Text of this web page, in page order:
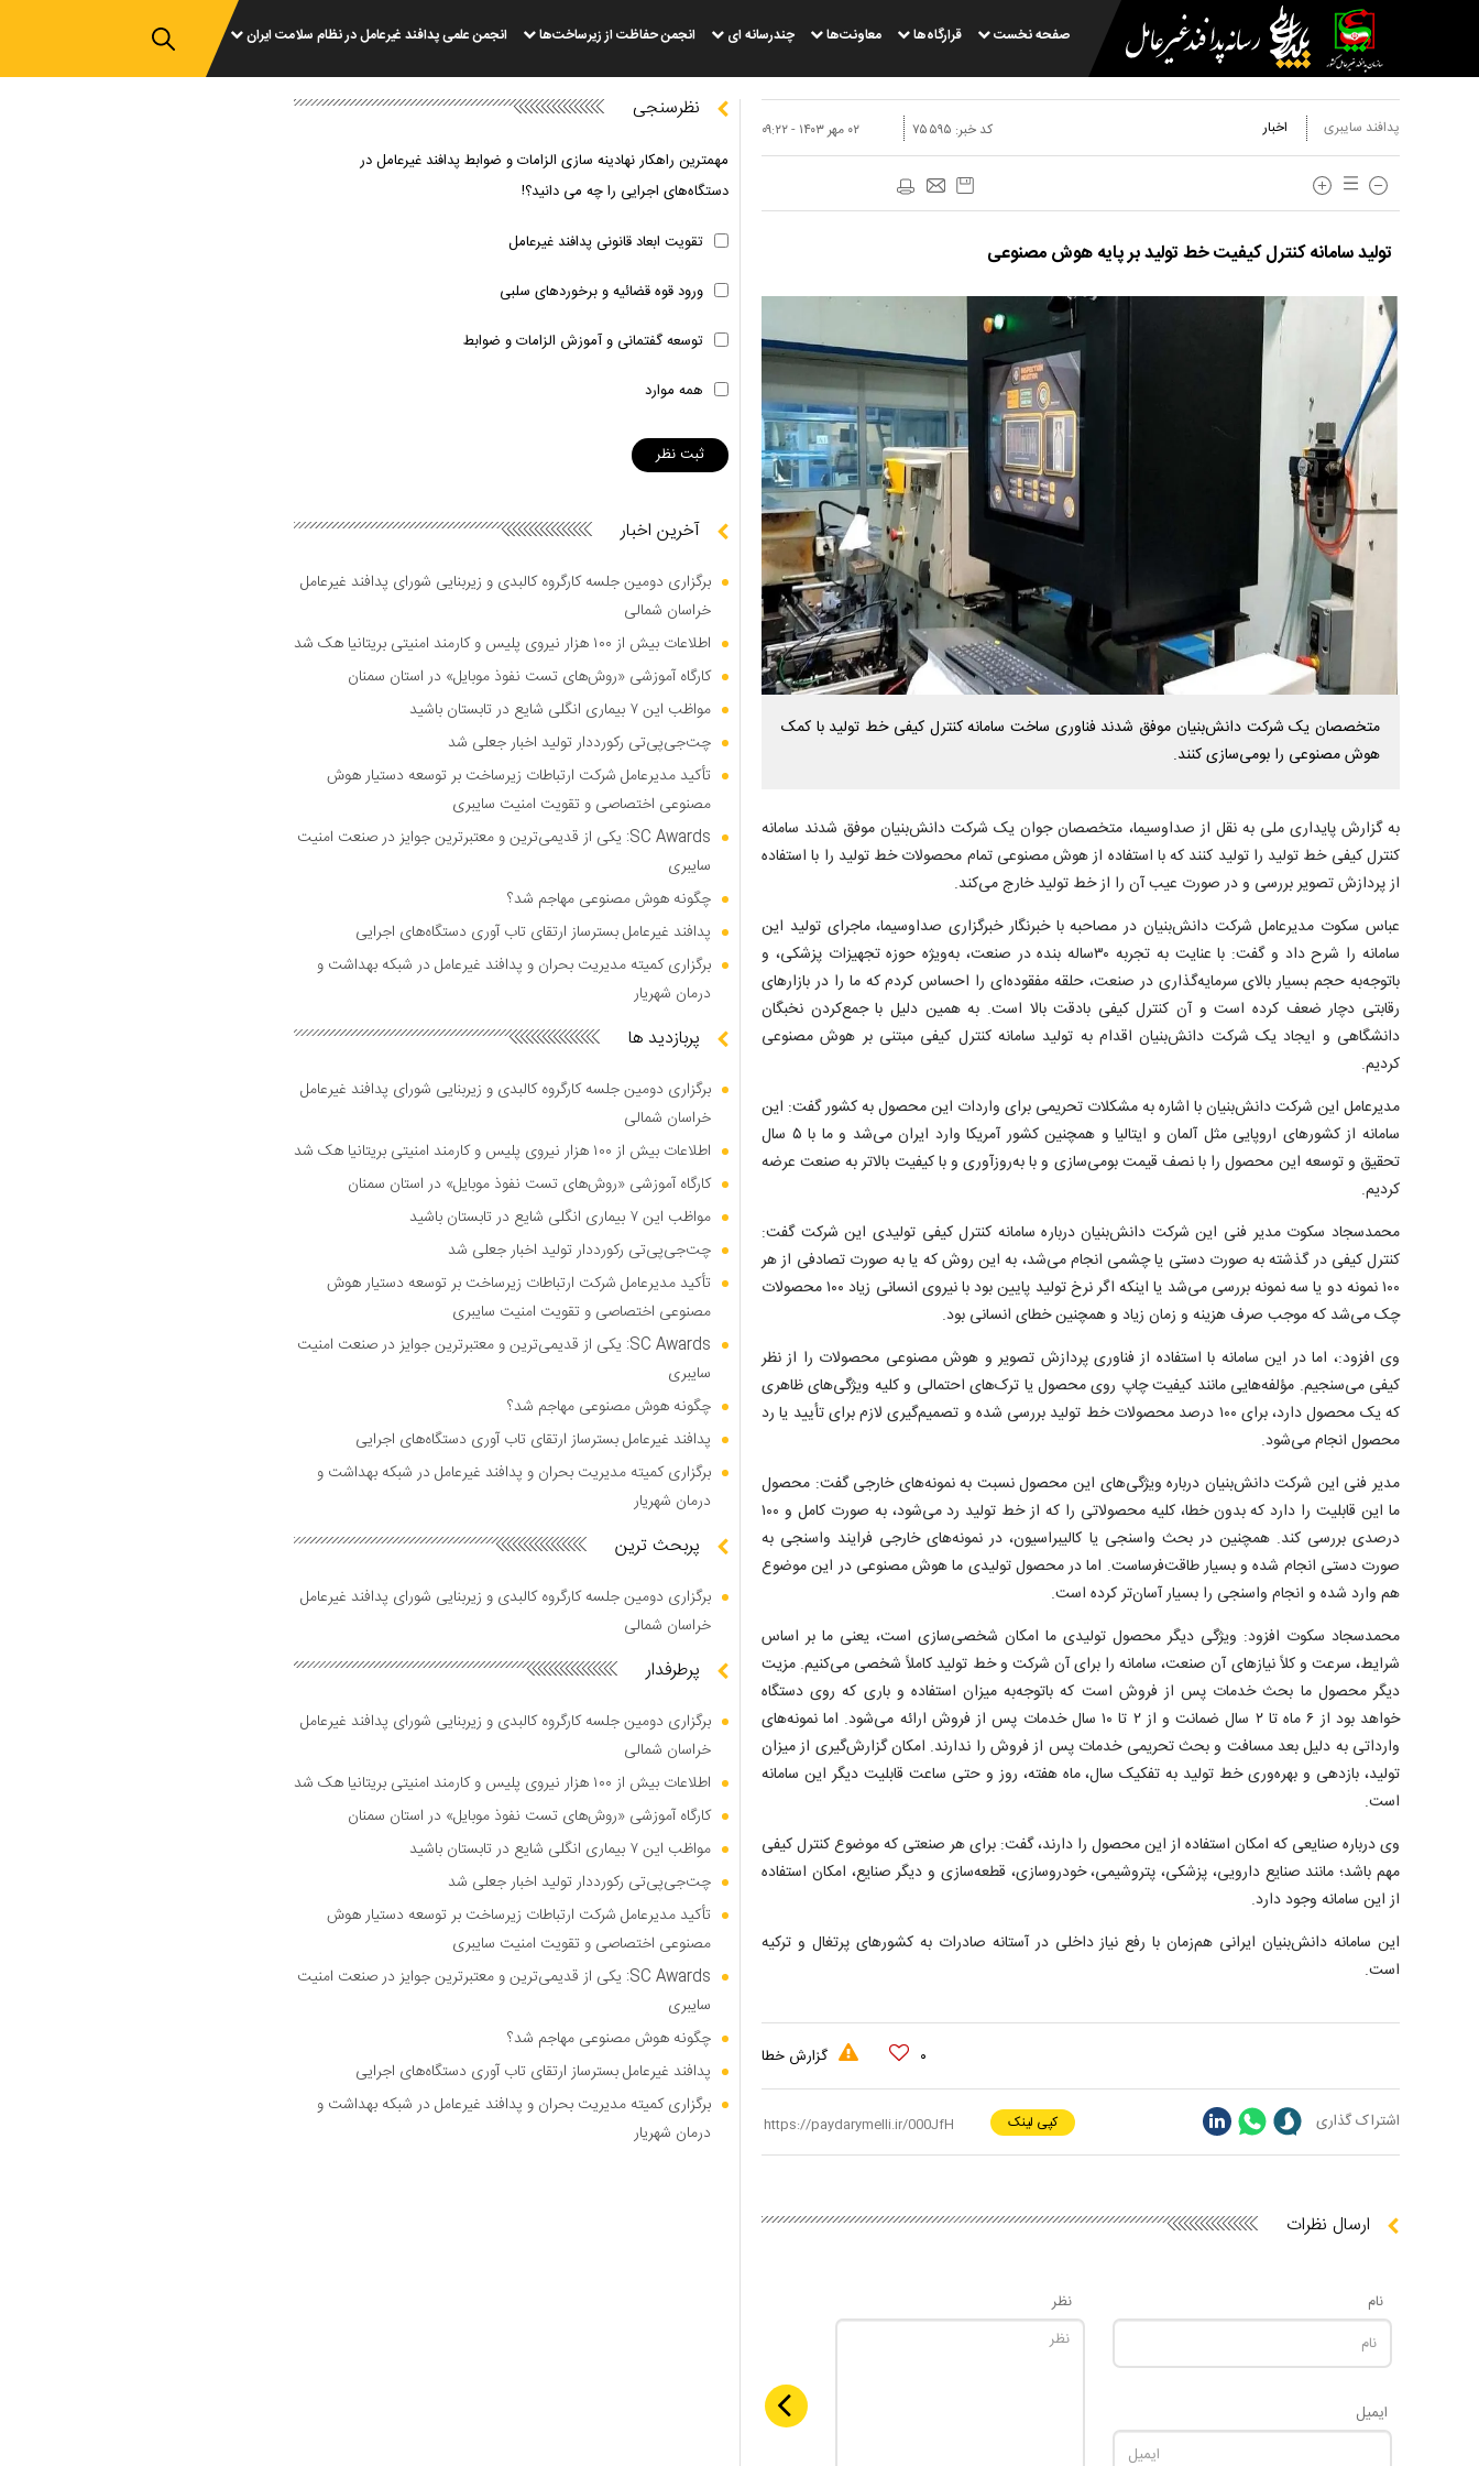
صفحه نخست قرارگاه‌ها معاونت‌ها چندرسانه ای انجمن حفاظت از زیرساخت‌ها انجمن علمی پدافند غیرعامل در نظام سلامت ایران
پدافند سایبری اخبار ۰۲ مهر ۱۴۰۳ - ۰۹:۲۲ کد خبر: ۷۵۵۹۵
تولید سامانه کنترل کیفیت خط تولید بر پایه هوش مصنوعی
متخصصان یک شرکت دانش‌بنیان موفق شدند فناوری ساخت سامانه کنترل کیفی خط تولید با کمک
هوش مصنوعی را بومی‌سازی کنند.
به گزارش پایداری ملی به نقل از صداوسیما، متخصصان جوان یک شرکت دانش‌بنیان موفق شدند سامانه
کنترل کیفی خط تولید را تولید کنند که با استفاده از هوش مصنوعی تمام محصولات خط تولید را با استفاده
از پردازش تصویر بررسی و در صورت عیب آن را از خط تولید خارج می‌کند.
عباس سکوت مدیرعامل شرکت دانش‌بنیان در مصاحبه با خبرنگار خبرگزاری صداوسیما، ماجرای تولید این
سامانه را شرح داد و گفت: با عنایت به تجربه ۳۰ساله بنده در صنعت، به‌ویژه حوزه تجهیزات پزشکی، و
باتوجه‌به حجم بسیار بالای سرمایه‌گذاری در صنعت، حلقه مفقوده‌ای را احساس کردم که ما را در بازار‌های
رقابتی دچار ضعف کرده است و آن کنترل کیفی بادقت بالا است. به همین دلیل با جمع‌کردن نخبگان
دانشگاهی و ایجاد یک شرکت دانش‌بنیان اقدام به تولید سامانه کنترل کیفی مبتنی بر هوش مصنوعی
کردیم.
مدیرعامل این شرکت دانش‌بنیان با اشاره به مشکلات تحریمی برای واردات این محصول به کشور گفت: این
سامانه از کشور‌های اروپایی مثل آلمان و ایتالیا و همچنین کشور آمریکا وارد ایران می‌شد و ما با ۵ سال
تحقیق و توسعه این محصول را با نصف قیمت بومی‌سازی و با به‌روزآوری و با کیفیت بالاتر به صنعت عرضه
کردیم.
محمدسجاد سکوت مدیر فنی این شرکت دانش‌بنیان درباره سامانه کنترل کیفی تولیدی این شرکت گفت:
کنترل کیفی در گذشته به صورت دستی یا چشمی انجام می‌شد، به این روش که یا به صورت تصادفی از هر
۱۰۰ نمونه دو یا سه نمونه بررسی می‌شد یا اینکه اگر نرخ تولید پایین بود با نیروی انسانی زیاد ۱۰۰ محصولات
چک می‌شد که موجب صرف هزینه و زمان زیاد و همچنین خطای انسانی بود.
وی افزود:، اما در این سامانه با استفاده از فناوری پردازش تصویر و هوش مصنوعی محصولات را از نظر
کیفی می‌سنجیم. مؤلفه‌هایی مانند کیفیت چاپ روی محصول یا ترک‌های احتمالی و کلیه ویژگی‌های ظاهری
که یک محصول دارد، برای ۱۰۰ درصد محصولات خط تولید بررسی شده و تصمیم‌گیری لازم برای تأیید یا رد
محصول انجام می‌شود.
مدیر فنی این شرکت دانش‌بنیان درباره ویژگی‌های این محصول نسبت به نمونه‌های خارجی گفت: محصول
ما این قابلیت را دارد که بدون خطا، کلیه محصولاتی را که از خط تولید رد می‌شود، به صورت کامل و ۱۰۰
درصدی بررسی کند. همچنین در بحث واسنجی یا کالیبراسیون، در نمونه‌های خارجی فرایند واسنجی به
صورت دستی انجام شده و بسیار طاقت‌فرساست. اما در محصول تولیدی ما هوش مصنوعی در این موضوع
هم وارد شده و انجام واسنجی را بسیار آسان‌تر کرده است.
محمدسجاد سکوت افزود: ویژگی دیگر محصول تولیدی ما امکان شخصی‌سازی است، یعنی ما بر اساس
شرایط، سرعت و کلاً نیاز‌های آن صنعت، سامانه را برای آن شرکت و خط تولید کاملاً شخصی می‌کنیم. مزیت
دیگر محصول ما بحث خدمات پس از فروش است که باتوجه‌به میزان استفاده و باری که روی دستگاه
خواهد بود از ۶ ماه تا ۲ سال ضمانت و از ۲ تا ۱۰ سال خدمات پس از فروش ارائه می‌شود. اما نمونه‌های
وارداتی به دلیل بعد مسافت و بحث تحریمی خدمات پس از فروش را ندارند. امکان گزارش‌گیری از میزان
تولید، بازدهی و بهره‌وری خط تولید به تفکیک سال، ماه هفته، روز و حتی ساعت قابلیت دیگر این سامانه
است.
وی درباره صنایعی که امکان استفاده از این محصول را دارند، گفت: برای هر صنعتی که موضوع کنترل کیفی
مهم باشد؛ مانند صنایع دارویی، پزشکی، پتروشیمی، خودروسازی، قطعه‌سازی و دیگر صنایع، امکان استفاده
از این سامانه وجود دارد.
این سامانه دانش‌بنیان ایرانی هم‌زمان با رفع نیاز داخلی در آستانه صادرات به کشور‌های پرتغال و ترکیه
است.
۰ گزارش خطا
اشتراک گذاری کپی لینک
ارسال نظرات
نام
ایمیل
نظر
نظرسنجی
مهمترین راهکار نهادینه سازی الزامات و ضوابط پدافند غیرعامل در
دستگاه‌های اجرایی را چه می دانید؟!
تقویت ابعاد قانونی پدافند غیرعامل
ورود قوه قضائیه و برخوردهای سلبی
توسعه گفتمانی و آموزش الزامات و ضوابط
همه موارد
آخرین اخبار
برگزاری دومین جلسه کارگروه کالبدی و زیربنایی شورای پدافند غیرعامل
خراسان شمالی
اطلاعات بیش از ۱۰۰ هزار نیروی پلیس و کارمند امنیتی بریتانیا هک شد
کارگاه آموزشی «روش‌های تست نفوذ موبایل» در استان سمنان
مواظب این ۷ بیماری انگلی شایع در تابستان باشید
چت‌جی‌پی‌تی رکورددار تولید اخبار جعلی شد
تأکید مدیرعامل شرکت ارتباطات زیرساخت بر توسعه دستیار هوش
مصنوعی اختصاصی و تقویت امنیت سایبری
SC Awards: یکی از قدیمی‌ترین و معتبرترین جوایز در صنعت امنیت
سایبری
چگونه هوش مصنوعی مهاجم شد؟
پدافند غیرعامل بسترساز ارتقای تاب آوری دستگاه‌های اجرایی
برگزاری کمیته مدیریت بحران و پدافند غیرعامل در شبکه بهداشت و
درمان شهریار
پربازدید ها
برگزاری دومین جلسه کارگروه کالبدی و زیربنایی شورای پدافند غیرعامل
خراسان شمالی
اطلاعات بیش از ۱۰۰ هزار نیروی پلیس و کارمند امنیتی بریتانیا هک شد
کارگاه آموزشی «روش‌های تست نفوذ موبایل» در استان سمنان
مواظب این ۷ بیماری انگلی شایع در تابستان باشید
چت‌جی‌پی‌تی رکورددار تولید اخبار جعلی شد
تأکید مدیرعامل شرکت ارتباطات زیرساخت بر توسعه دستیار هوش
مصنوعی اختصاصی و تقویت امنیت سایبری
SC Awards: یکی از قدیمی‌ترین و معتبرترین جوایز در صنعت امنیت
سایبری
چگونه هوش مصنوعی مهاجم شد؟
پدافند غیرعامل بسترساز ارتقای تاب آوری دستگاه‌های اجرایی
برگزاری کمیته مدیریت بحران و پدافند غیرعامل در شبکه بهداشت و
درمان شهریار
پربحث ترین
برگزاری دومین جلسه کارگروه کالبدی و زیربنایی شورای پدافند غیرعامل
خراسان شمالی
پرطرفدار
برگزاری دومین جلسه کارگروه کالبدی و زیربنایی شورای پدافند غیرعامل
خراسان شمالی
اطلاعات بیش از ۱۰۰ هزار نیروی پلیس و کارمند امنیتی بریتانیا هک شد
کارگاه آموزشی «روش‌های تست نفوذ موبایل» در استان سمنان
مواظب این ۷ بیماری انگلی شایع در تابستان باشید
چت‌جی‌پی‌تی رکورددار تولید اخبار جعلی شد
تأکید مدیرعامل شرکت ارتباطات زیرساخت بر توسعه دستیار هوش
مصنوعی اختصاصی و تقویت امنیت سایبری
SC Awards: یکی از قدیمی‌ترین و معتبرترین جوایز در صنعت امنیت
سایبری
چگونه هوش مصنوعی مهاجم شد؟
پدافند غیرعامل بسترساز ارتقای تاب آوری دستگاه‌های اجرایی
برگزاری کمیته مدیریت بحران و پدافند غیرعامل در شبکه بهداشت و
درمان شهریار